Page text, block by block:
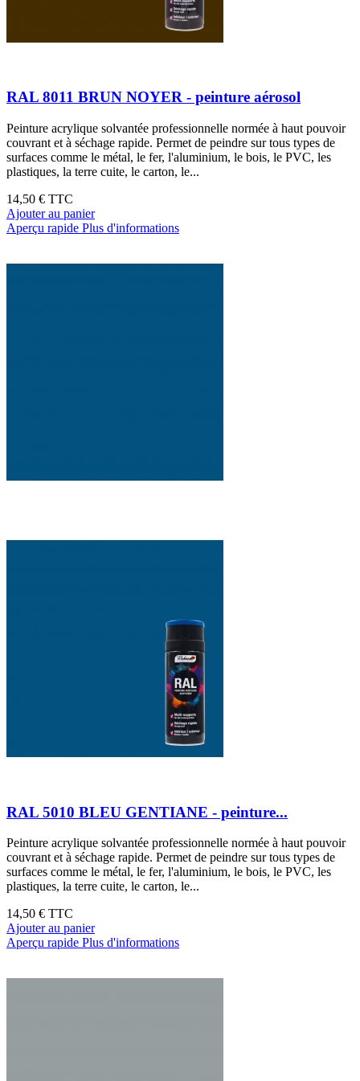
RAL 8011 BRUN NOYER - peinture aérosol
Peinture acrylique solvantée professionnelle normée à haut pouvoir
couvrant et à séchage rapide. Permet de peindre sur tous types de
surfaces comme le métal, le fer, l'aluminium, le bois, le PVC, les
plastiques, la terre cuite, le carton, le...
14,50 € TTC
Ajouter au panier
Aperçu rapide Plus d'informations
RAL 5010 BLEU GENTIANE - peinture...
Peinture acrylique solvantée professionnelle normée à haut pouvoir
couvrant et à séchage rapide. Permet de peindre sur tous types de
surfaces comme le métal, le fer, l'aluminium, le bois, le PVC, les
plastiques, la terre cuite, le carton, le...
14,50 € TTC
Ajouter au panier
Aperçu rapide Plus d'informations